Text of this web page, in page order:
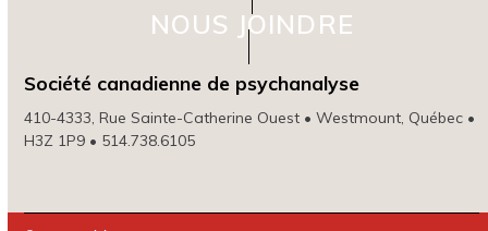
NOUS JOINDRE
Société canadienne de psychanalyse
410-4333, Rue Sainte-Catherine Ouest • Westmount, Québec •
H3Z 1P9 • 514.738.6105